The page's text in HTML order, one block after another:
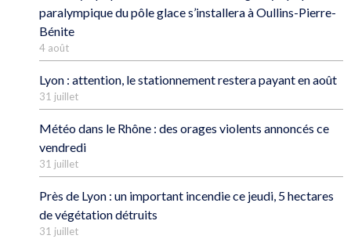
paralympique du pôle glace s’installera à Oullins-Pierre-
Bénite
4 août
Lyon : attention, le stationnement restera payant en août
31 juillet
Météo dans le Rhône : des orages violents annoncés ce
vendredi
31 juillet
Près de Lyon : un important incendie ce jeudi, 5 hectares
de végétation détruits
31 juillet